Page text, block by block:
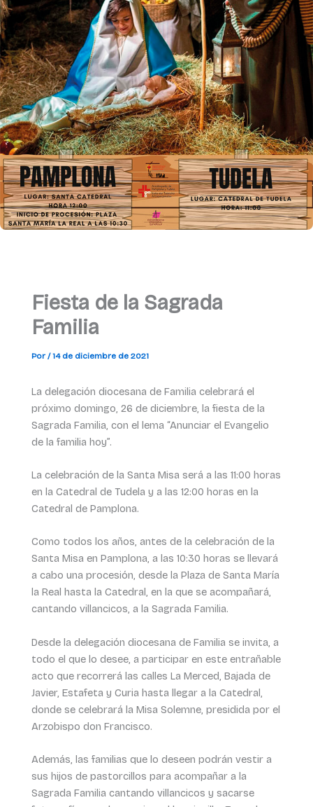
Fiesta de la Sagrada
Familia
Por /14 de diciembre de 2021
La delegación diocesana de Familia celebrará el
próximo domingo, 26 de diciembre, la fiesta de la
Sagrada Familia, con el lema “Anunciar el Evangelio
de la familia hoy”.
La celebración de la Santa Misa será a las 11:00 horas
en la Catedral de Tudela y a las 12:00 horas en la
Catedral de Pamplona.
Como todos los años, antes de la celebración de la
Santa Misa en Pamplona, a las 10:30 horas se llevará
a cabo una procesión, desde la Plaza de Santa María
la Real hasta la Catedral, en la que se acompañará,
cantando villancicos, a la Sagrada Familia.
Desde la delegación diocesana de Familia se invita, a
todo el que lo desee, a participar en este entrañable
acto que recorrerá las calles La Merced, Bajada de
Javier, Estafeta y Curia hasta llegar a la Catedral,
donde se celebrará la Misa Solemne, presidida por el
Arzobispo don Francisco.
Además, las familias que lo deseen podrán vestir a
sus hijos de pastorcillos para acompañar a la
Sagrada Familia cantando villancicos y sacarse